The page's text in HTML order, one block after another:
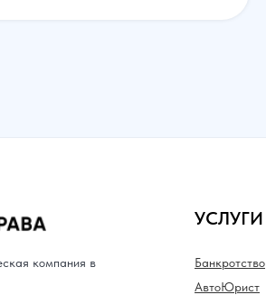
УСЛУГИ
компания в
Банкротство
АвтоЮрист